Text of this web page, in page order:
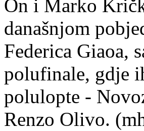
On i Marko
današnjom
Federica Giaoa,
polufinale, gdje
polulopte -
Renzo Olivo.